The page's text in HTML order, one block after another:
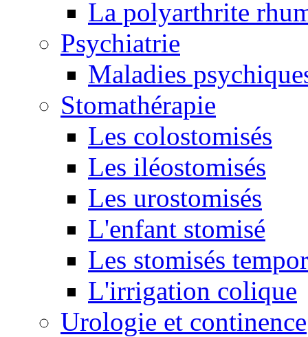
La polyarthrite
Psychiatrie
Maladies
Stomathérapie
Les colostomisés
Les iléostomisés
Les urostomisés
L'enfant stomisé
Les stomisés
L'irrigation colique
Urologie et continence